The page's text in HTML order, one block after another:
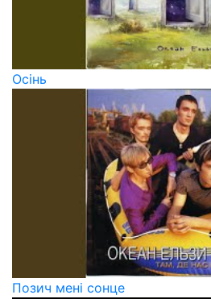
Осінь
Позич мені сонце